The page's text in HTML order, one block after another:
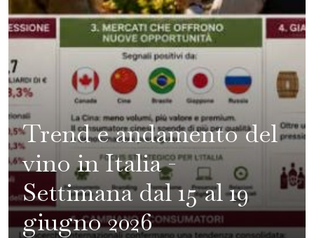
Trend e andamento del
vino in Italia -
Settimana dal 15 al 19
giugno 2026